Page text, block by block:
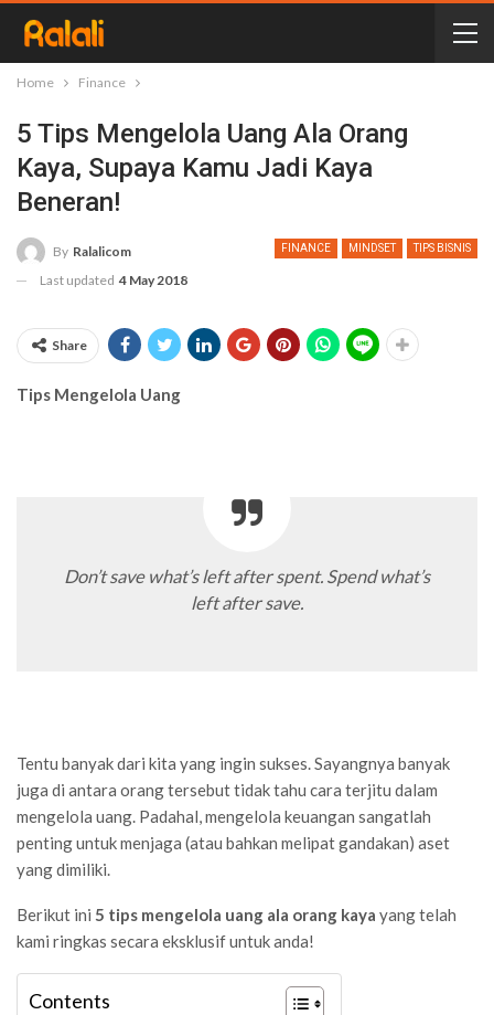
Home Finance
5 Tips Mengelola Uang Ala Orang
Kaya, Supaya Kamu Jadi Kaya
Beneran!
FINANCE MINDSET TIPS BISNIS
By Ralalicom
Last updated 4 May 2018
Share
Tips Mengelola Uang
Don’t save what’s left after spent. Spend what’s
left after save.
Tentu banyak dari kita yang ingin sukses. Sayangnya banyak
juga di antara orang tersebut tidak tahu cara terjitu dalam
mengelola uang. Padahal, mengelola keuangan sangatlah
penting untuk menjaga (atau bahkan melipat gandakan) aset
yang dimiliki.
Berikut ini 5 tips mengelola uang ala orang kaya yang telah
kami ringkas secara eksklusif untuk anda!
Contents